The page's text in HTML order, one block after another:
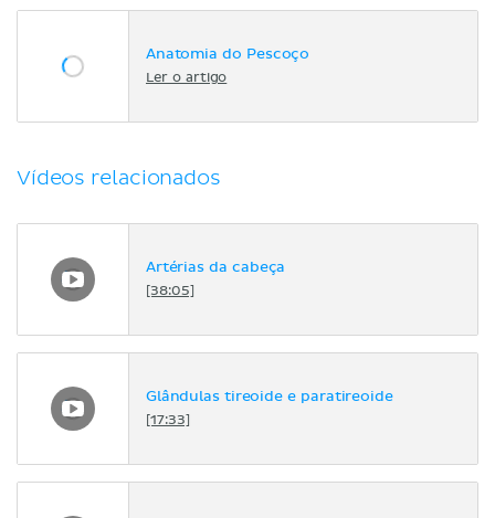
Anatomia do Pescoço
Ler o artigo
Vídeos relacionados
Artérias da cabeça
[38:05]
Glândulas tireoide e paratireoide
[17:33]